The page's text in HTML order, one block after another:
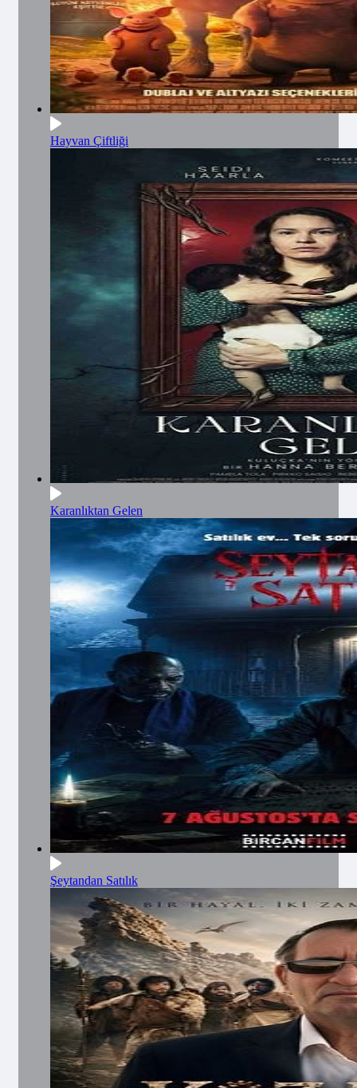
Hayvan Çiftliği
Karanlıktan Gelen
Şeytandan Satılık